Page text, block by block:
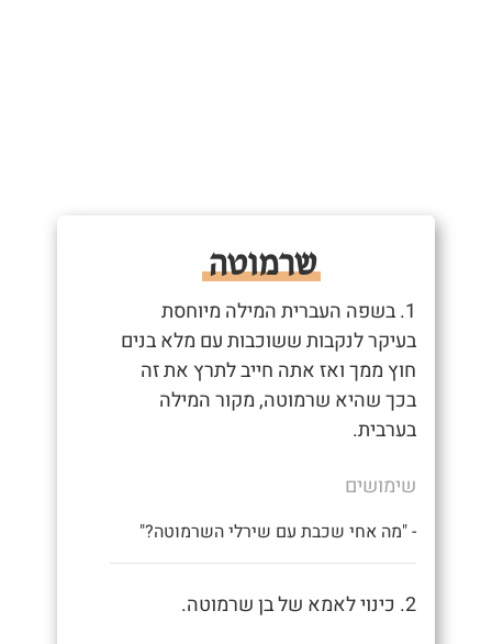
שרמוטה
1. בשפה העברית המילה מיוחסת
בעיקר לנקבות ששוכבות עם מלא בנים
חוץ ממך ואז אתה חייב לתרץ את זה
בכך שהיא שרמוטה, מקור המילה
בערבית.
שימושים
- "מה אחי שכבת עם שירלי השרמוטה?"
2. כינוי לאמא של בן שרמוטה.